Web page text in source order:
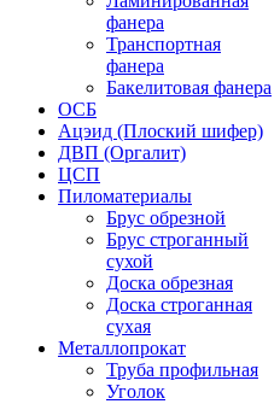
фанера
Транспортная
фанера
Бакелитовая фанера
ОСБ
Ацэид (Плоский шифер)
ДВП (Оргалит)
ЦСП
Пиломатериалы
Брус обрезной
Брус строганный
сухой
Доска обрезная
Доска строганная
сухая
Металлопрокат
Труба профильная
Уголок